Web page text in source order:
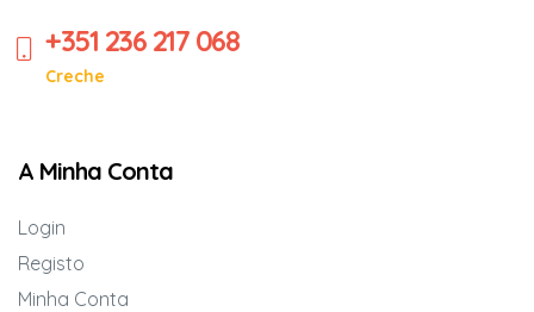
+351 236 217 068
Creche
A Minha Conta
Login
Registo
Minha Conta